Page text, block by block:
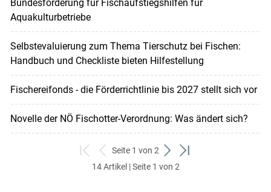
Bundesförderung für Fischaufstiegshilfen für
Aquakulturbetriebe
Selbstevaluierung zum Thema Tierschutz bei Fischen:
Handbuch und Checkliste bieten Hilfestellung
Fischereifonds - die Förderrichtlinie bis 2027 stellt sich vor
Novelle der NÖ Fischotter-Verordnung: Was ändert sich?
zum
ersten
zurück
zum
Seite 1 von 2
weiter
zum
zum
14 Artikel | Seite 1 von 2